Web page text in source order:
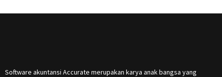
Software akuntansi Accurate merupakan karya anak bangsa yang